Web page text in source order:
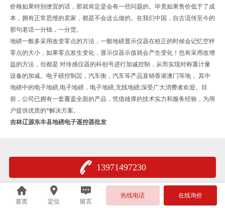
价格如果特别便宜的话，那就肯定是会有一些问题的。毕竟如果售价低于了成
本，拥有正常思维的卖家，都是不会这么做的。在我们中国，自古流传至今的
那句老话一分钱，一分货。
地磅一般多采用改变零点的方法，一般地磅显示仪器在校正的时候会记忆空秤
零点的大小，如果零点发生变化，显示仪器示值就会产生变化！也有采用改增
益的方法，但都是 对传感仪器的科创号进行加减控制，从而实现对称重计量
设备的加减。电子磅控制噐，汽车衡，汽车等产品直销香港澳门等地， 其中
地磅中的电子地磅,电子地磅，电子地磅,无线地磅;深受广大消费者欢迎。目
前，公司已拥有一套覆盖全面的产品，凭借雄厚的技术实力和服务经验，为用
户提供优质的*解决方案。
吉林辽源东丰县地磅电子遥控器批发
13971497230
首页 定位 留言
热线电话 在线询价